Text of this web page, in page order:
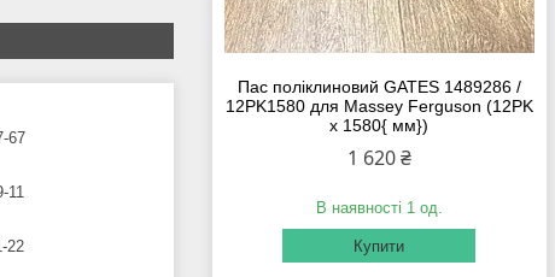
Пас поліклиновий GATES 1489286 /
12PK1580 для Massey Ferguson (12PK
x 1580{ мм})
1 620 ₴
В наявності 1 од.
Купити
67
11
22